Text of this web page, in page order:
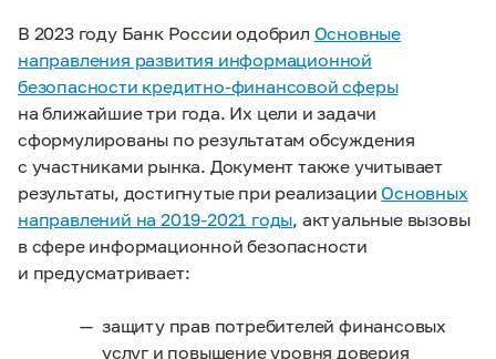
В 2023 году Банк России одобрил Основные
направления развития информационной
безопасности кредитно-финансовой сферы
на ближайшие три года. Их цели и задачи
сформулированы по результатам обсуждения
с участниками рынка. Документ также учитывает
результаты, достигнутые при реализации Основных
направлений на2019-2021 годы, актуальные вызовы
в сфере информационной безопасности
и предусматривает:
защиту прав потребителей финансовых
услуг и повышение уровня доверия